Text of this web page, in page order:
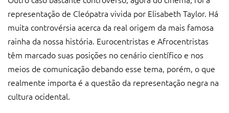
representação de Cleópatra vivida por Elisabeth Taylor. Há
muita controvérsia acerca da real origem da mais famosa
rainha da nossa história. Eurocentristas e Afrocentristas
têm marcado suas posições no cenário científico e nos
meios de comunicação debando esse tema, porém, o que
realmente importa é a questão da representação negra na
cultura ocidental.